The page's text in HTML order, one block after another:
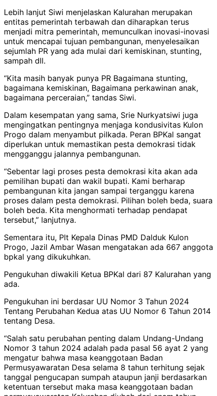
Lebih lanjut Siwi menjelaskan Kalurahan merupakan
entitas pemerintah terbawah dan diharapkan terus
menjadi mitra pemerintah, memunculkan inovasi-inovasi
untuk mencapai tujuan pembangunan, menyelesaikan
sejumlah PR yang ada mulai dari kemiskinan, stunting,
sampah dll.
“Kita masih banyak punya PR Bagaimana stunting,
bagaimana kemiskinan, Bagaimana perkawinan anak,
bagaimana perceraian,” tandas Siwi.
Dalam kesempatan yang sama, Srie Nurkyatsiwi juga
mengingatkan pentingnya menjaga kondusivitas Kulon
Progo dalam menyambut pilkada. Peran BPKal sangat
diperlukan untuk memastikan pesta demokrasi tidak
mengganggu jalannya pembangunan.
“Sebentar lagi proses pesta demokrasi kita akan ada
pemilihan bupati dan wakil bupati. Kami berharap
pembangunan kita jangan sampai terganggu karena
proses dalam pesta demokrasi. Pilihan boleh beda, suara
boleh beda. Kita menghormati terhadap pendapat
tersebut,” lanjutnya.
Sementara itu, Plt Kepala Dinas PMD Dalduk Kulon
Progo, Jazil Ambar Wasan mengatakan ada 667 anggota
bpkal yang dikukuhkan.
Pengukuhan diwakili Ketua BPKal dari 87 Kalurahan yang
ada.
Pengukuhan ini berdasar UU Nomor 3 Tahun 2024
Tentang Perubahan Kedua atas UU Nomor 6 Tahun 2014
tentang Desa.
“Salah satu perubahan penting dalam Undang-Undang
Nomor 3 tahun 2024 adalah pada pasal 56 ayat 2 yang
mengatur bahwa masa keanggotaan Badan
Permusyawaratan Desa selama 8 tahun terhitung sejak
tanggal pengucapan sumpah ataupun janji berdasarkan
ketentuan tersebut maka masa keanggotaan badan